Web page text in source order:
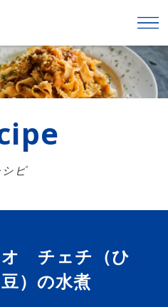
シピ
オ チェチ（ひ
）の水煮